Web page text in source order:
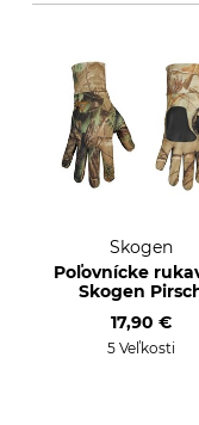
Skogen
Poľovnícke
Skogen
17,90 €
5 Veľkosti